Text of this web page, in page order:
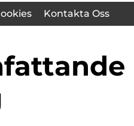
Kontakta Oss